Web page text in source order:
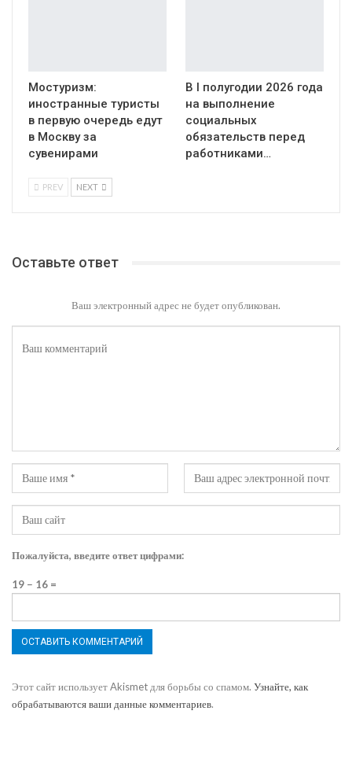
Мостуризм:
иностранные туристы
в первую очередь едут
в Москву за
сувенирами
В I полугодии 2026 года
на выполнение
социальных
обязательств перед
работниками…
PREV NEXT
Оставьте ответ
Ваш электронный адрес не будет опубликован.
Пожалуйста, введите ответ цифрами:
19 − 16 =
Этот сайт использует Akismet для борьбы со спамом. Узнайте, как
обрабатываются ваши данные комментариев.